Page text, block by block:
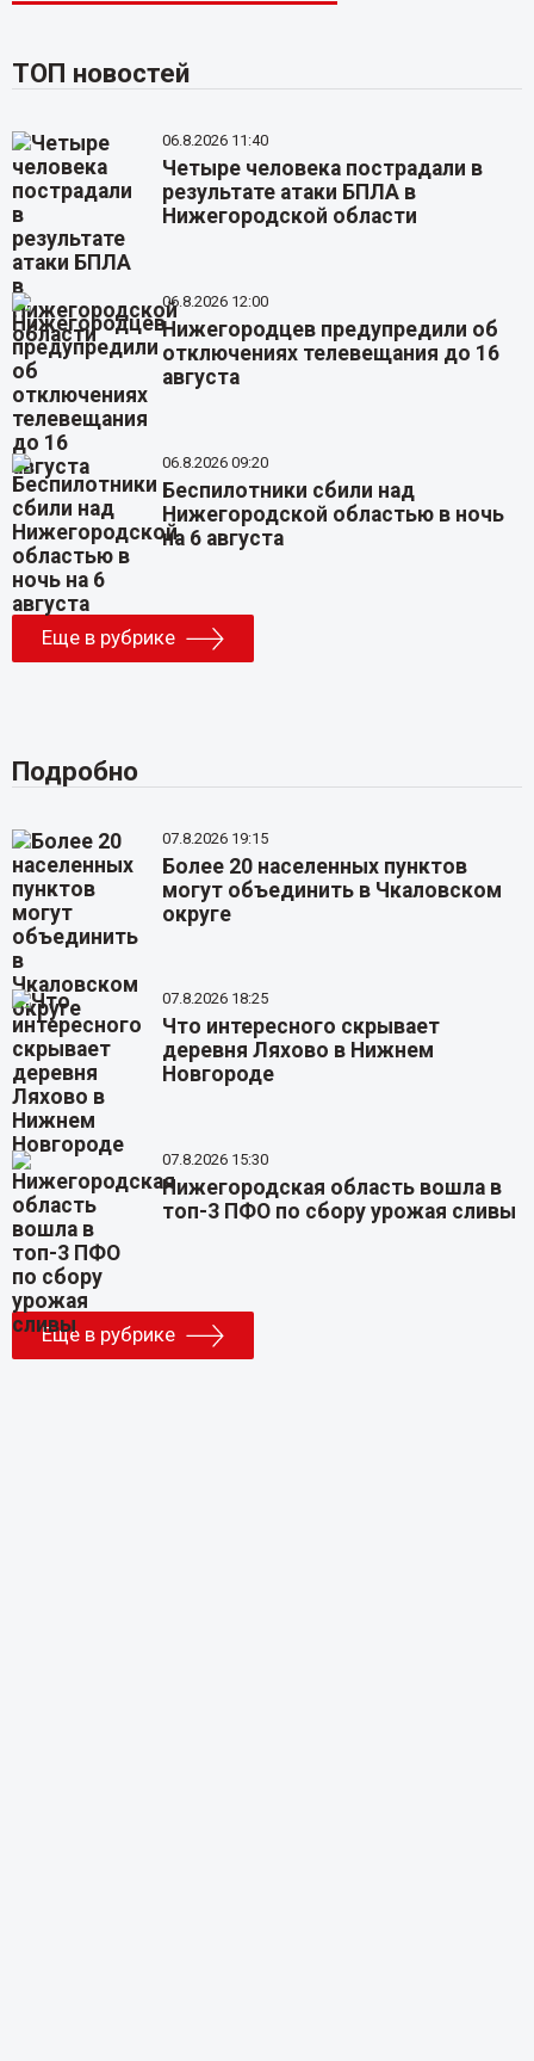
ТОП новостей
06.8.2026 11:40
Четыре человека пострадали в
результате атаки БПЛА в
Нижегородской области
06.8.2026 12:00
Нижегородцев предупредили об
отключениях телевещания до 16
августа
06.8.2026 09:20
Беспилотники сбили над
Нижегородской областью в ночь
на 6 августа
Еще в рубрике
Подробно
07.8.2026 19:15
Более 20 населенных пунктов
могут объединить в Чкаловском
округе
07.8.2026 18:25
Что интересного скрывает
деревня Ляхово в Нижнем
Новгороде
07.8.2026 15:30
Нижегородская область вошла в
топ-3 ПФО по сбору урожая сливы
Еще в рубрике